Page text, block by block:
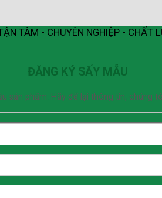
TÂM - CHUYÊN NGHIỆP - CHẤT
ĐĂNG KÝ SẤY MẪU
sản phẩm. Hãy để lại thông tin, chúng